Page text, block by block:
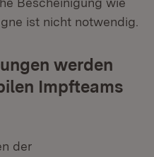
ist nicht notwendig.
werden
Impfteams
der